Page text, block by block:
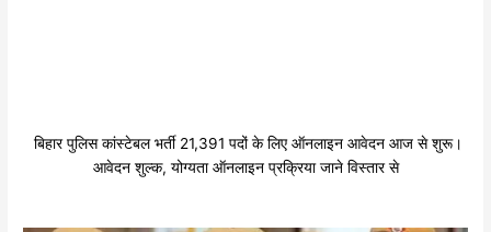
बिहार पुलिस कांस्टेबल भर्ती 21,391 पदों के लिए ऑनलाइन आवेदन आज से शुरू।
आवेदन शुल्क, योग्यता ऑनलाइन प्रक्रिया जाने विस्तार से